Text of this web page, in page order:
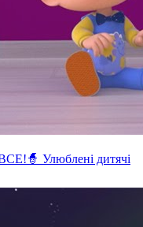
Улюблені дитячі